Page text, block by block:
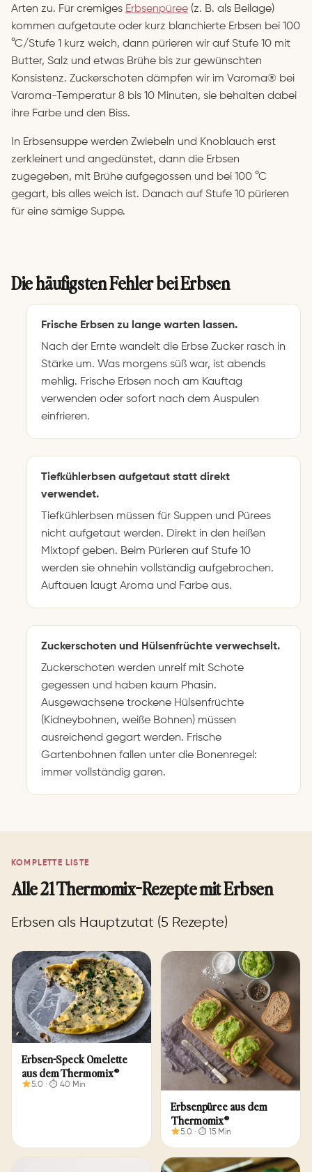
Arten zu. Für cremiges Erbsenpüree (z. B. als Beilage)
kommen aufgetaute oder kurz blanchierte Erbsen bei 100
°C/Stufe 1 kurz weich, dann pürieren wir auf Stufe 10 mit
Butter, Salz und etwas Brühe bis zur gewünschten
Konsistenz. Zuckerschoten dämpfen wir im Varoma® bei
Varoma-Temperatur 8 bis 10 Minuten, sie behalten dabei
ihre Farbe und den Biss.
In Erbsensuppe werden Zwiebeln und Knoblauch erst
zerkleinert und angedünstet, dann die Erbsen
zugegeben, mit Brühe aufgegossen und bei 100 °C
gegart, bis alles weich ist. Danach auf Stufe 10 pürieren
für eine sämige Suppe.
Die häufigsten Fehler bei Erbsen
Frische Erbsen zu lange warten lassen.
Nach der Ernte wandelt die Erbse Zucker rasch in
Stärke um. Was morgens süß war, ist abends
mehlig. Frische Erbsen noch am Kauftag
verwenden oder sofort nach dem Auspulen
einfrieren.
Tiefkühlerbsen aufgetaut statt direkt
verwendet.
Tiefkühlerbsen müssen für Suppen und Pürees
nicht aufgetaut werden. Direkt in den heißen
Mixtopf geben. Beim Pürieren auf Stufe 10
werden sie ohnehin vollständig aufgebrochen.
Auftauen laugt Aroma und Farbe aus.
Zuckerschoten und Hülsenfrüchte verwechselt.
Zuckerschoten werden unreif mit Schote
gegessen und haben kaum Phasin.
Ausgewachsene trockene Hülsenfrüchte
(Kidneybohnen, weiße Bohnen) müssen
ausreichend gegart werden. Frische
Gartenbohnen fallen unter die Bonenregel:
immer vollständig garen.
KOMPLETTE LISTE
Alle 21 Thermomix-Rezepte mit Erbsen
Erbsen als Hauptzutat (5 Rezepte)
Erbsen-Speck Omelette
aus dem Thermomix®
5.0 · ⏱ 40 Min
Erbsenpüree aus dem
Thermomix®
5.0 · ⏱ 15 Min